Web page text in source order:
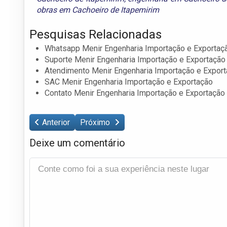
obras em Cachoeiro de Itapemirim
Pesquisas Relacionadas
Whatsapp Menir Engenharia Importação e
Suporte Menir Engenharia Importação e Exportação
Atendimento Menir Engenharia Importação e
SAC Menir Engenharia Importação e Exportação
Contato Menir Engenharia Importação e Exportação
Anterior Próximo
Deixe um comentário